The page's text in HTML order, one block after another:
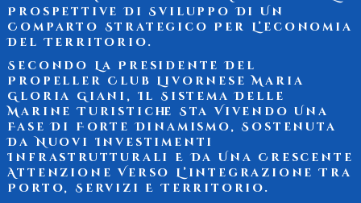
Prospettive Di Sviluppo Di Un
Comparto Strategico Per L’economia
Del Territorio.
Secondo La Presidente Del
Propeller Club LivorneseMaria
Gloria Giani , Il Sistema Delle
Marine Turistiche Sta Vivendo Una
Fase Di Forte Dinamismo, Sostenuta
Da Nuovi Investimenti
Infrastrutturali E Da Una Crescente
Attenzione Verso L’integrazione Tra
Porto, Servizi E Territorio.